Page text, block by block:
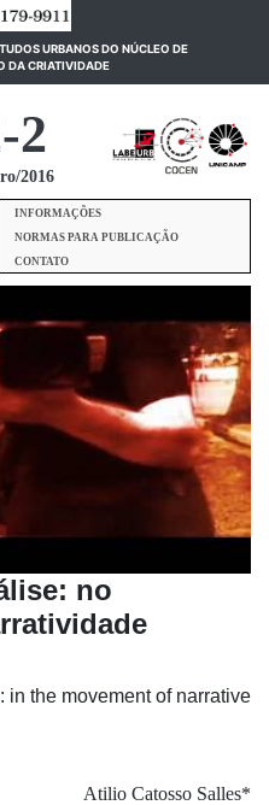
URBANOS DO NÚCLEO DE
DA CRIATIVIDADE(current)
2
2016
INFORMAÇÕES
NORMAS PARA PUBLICAÇÃO
CONTATO
no
the movement of narrative
Atilio Catosso Salles*